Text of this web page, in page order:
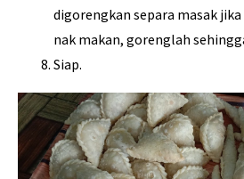
digorengkan separa masak
nak makan, gorenglah
Siap.